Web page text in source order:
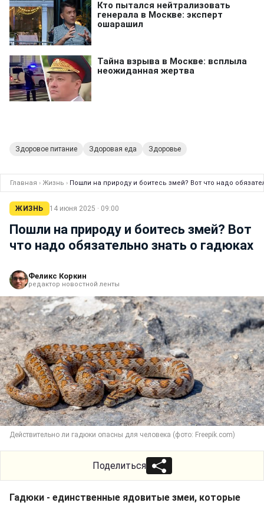
Здоровое питание Здоровая еда Здоровье
Главная › Жизнь › Пошли на природу и боитесь змей? Вот что надо
ЖИЗНЬ 14 июня 2025 · 09:00
Пошли на природу и боитесь змей? Вот
что надо обязательно знать о гадюках
Феликс Коркин
редактор новостной ленты
Действительно ли гадюки опасны для человека (фото: Freepik.com)
Поделиться
Гадюки - единственные ядовитые змеи, которые